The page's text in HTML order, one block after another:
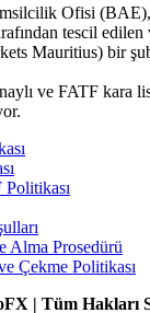
Ofisi
tescil edilen
Mauritius) bir
ve FATF kara
Alma Prosedürü
Çekme Politikası
| Tüm Hakları